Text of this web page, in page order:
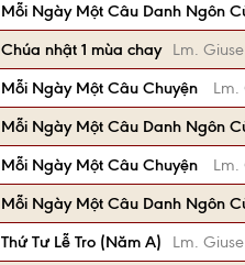
Mỗi Ngày Một Câu Danh Ngôn
Chúa nhật 1 mùa chay
Lm.
Mỗi Ngày Một Câu Chuyện
Lm.
Mỗi Ngày Một Câu Danh Ngôn
Mỗi Ngày Một Câu Chuyện
Lm.
Mỗi Ngày Một Câu Danh Ngôn
Thứ Tư Lễ Tro (Năm A)
Lm.